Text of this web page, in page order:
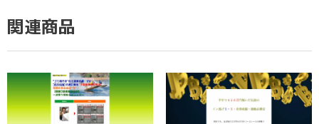
関連商品